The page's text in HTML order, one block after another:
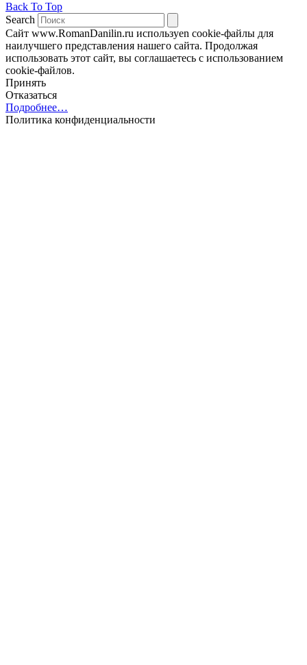
Back To Top
Search
Сайт www.RomanDanilin.ru используеn cookie-файлы для
наилучшего представления нашего сайта. Продолжая
использовать этот сайт, вы соглашаетесь с использованием
cookie-файлов.
Принять
Отказаться
Подробнее…
Политика конфиденциальности